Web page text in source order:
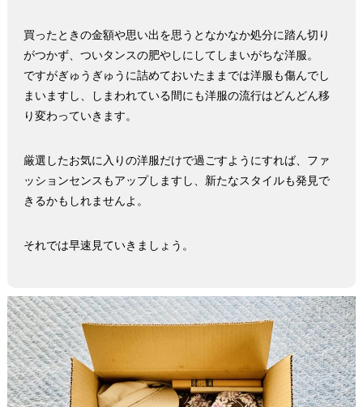
買ったときの金額や思い出を思うとなかなか処分に踏ん切り
がつかず、ついタンスの肥やしにしてしまいがちな洋服。
ですがぎゅうぎゅうに詰めておいたままでは洋服も傷んでし
まいますし、しまわれている間にも洋服の流行はどんどん移
り変わっていきます。
厳選したお気に入りの洋服だけで過ごすようにすれば、ファ
ッションセンスもアップしますし、新たなスタイルも発見で
きるかもしれませんよ。
それでは早速見ていきましょう。